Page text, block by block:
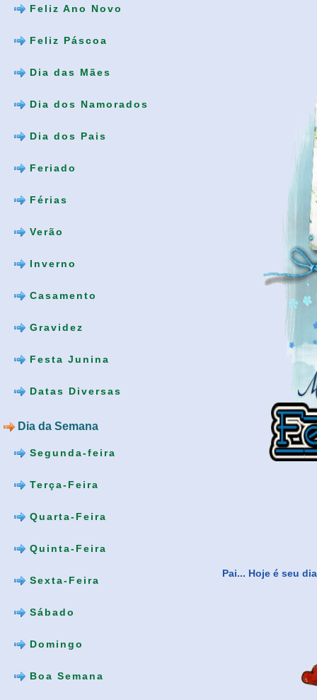
Feliz Ano Novo
Feliz Páscoa
Dia das Mães
Dia dos Namorados
Dia dos Pais
Feriado
Férias
Verão
Inverno
Casamento
Gravidez
Festa Junina
Datas Diversas
Dia da Semana
Segunda-feira
Terça-Feira
Quarta-Feira
Quinta-Feira
Sexta-Feira
Sábado
Domingo
Boa Semana
Pai... Hoje é seu